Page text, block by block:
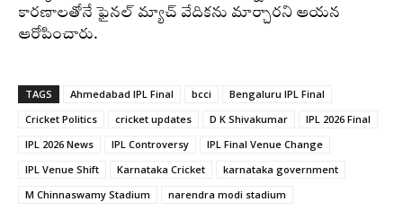
కారణాలతోనే ఫైనల్‌ మ్యాచ్‌ వేదికను మార్చారని ఆయన
ఆరోపించారు.
TAGS Ahmedabad IPL Final bcci
Bengaluru IPL Final
Cricket Politics
cricket updates D K Shivakumar
IPL 2026 Final
IPL 2026 News
IPL Controversy
IPL Final Venue Change
IPL Venue Shift
Karnataka Cricket
karnataka government
M Chinnaswamy Stadium
narendra modi stadium